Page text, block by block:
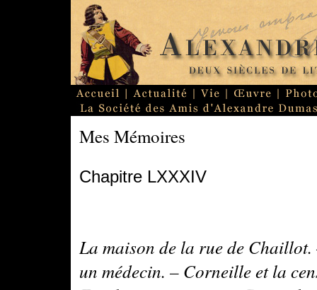
Mes Mémoires
Chapitre LXXXIV
La maison de la rue de Chaillot.
un médecin. – Corneille et la